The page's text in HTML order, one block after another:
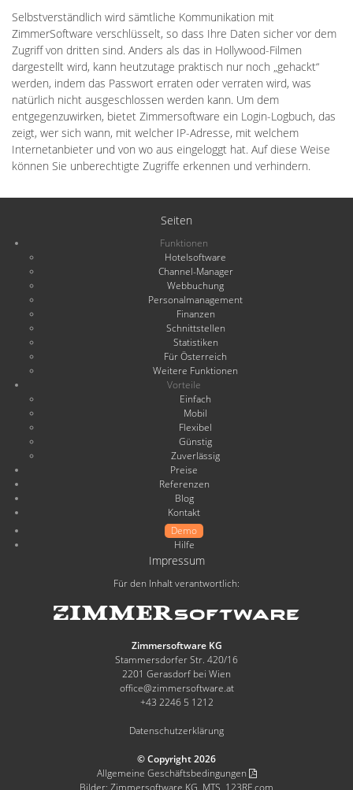
Selbstverständlich wird sämtliche Kommunikation mit
ZimmerSoftware verschlüsselt, so dass Ihre Daten sicher vor dem
Zugriff von dritten sind. Anders als das in Hollywood-Filmen
dargestellt wird, kann heutzutage praktisch nur noch „gehackt“
werden, indem das Passwort erraten oder verraten wird, was
natürlich nicht ausgeschlossen werden kann. Um dem
entgegenzuwirken, bietet Zimmersoftware ein Login-Logbuch, das
zeigt, wer sich wann, mit welcher IP-Adresse, mit welchem
Internetanbieter und von wo aus eingeloggt hat. Auf diese Weise
können Sie unberechtigte Zugriffe erkennen und verhindern.
Seiten
Funktionen
Hotelsoftware
Channel-Manager
Webbuchung
Personalmanagement
Finanzen
Schnittstellen
Statistiken
Für Österreich
Weitere Funktionen
Vorteile
Einfach
Mobil
Flexibel
Günstig
Zuverlässig
Preise
Referenzen
Blog
Kontakt
Demo
Hilfe
Impressum
Für den Inhalt verantwortlich:
Zimmersoftware KG
Stammersdorfer Str. 420/16
2201 Gerasdorf bei Wien
office@zimmersoftware.at
+43 2246 5 1212
Datenschutzerklärung
© Copyright 2026
Allgemeine Geschäftsbedingungen
Bilder: Zimmersoftware KG, MTS, 123RF.com